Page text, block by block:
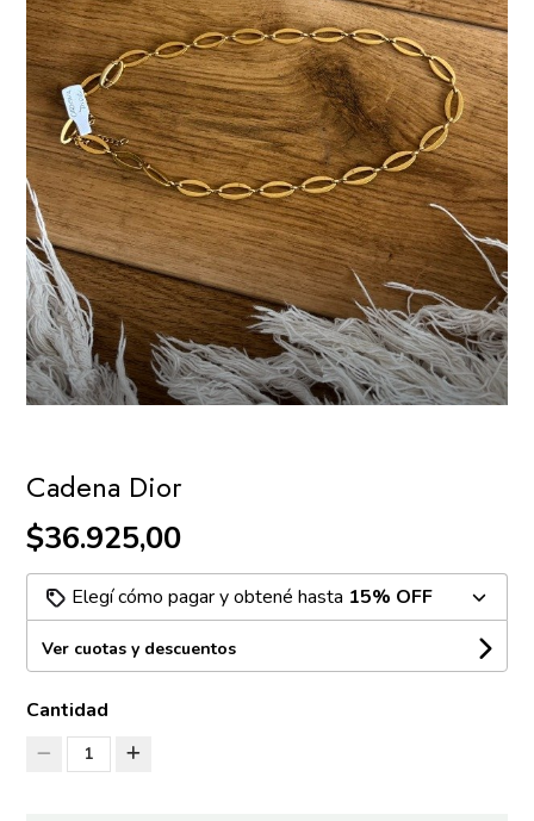
Cadena Dior
$36.925,00
Elegí cómo pagar y obtené hasta 15% OFF
Ver cuotas y descuentos
Cantidad
1